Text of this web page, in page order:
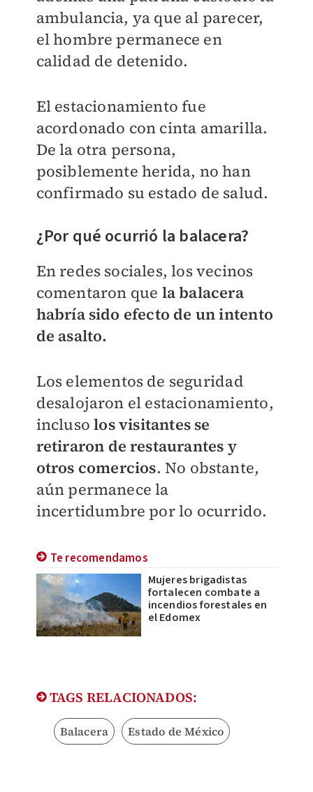
ambulancia, ya que al parecer,
el hombre permanece en
calidad de detenido.
El estacionamiento fue
acordonado con cinta amarilla.
De la otra persona,
posiblemente herida, no han
confirmado su estado de salud.
¿Por qué ocurrió la balacera?
En redes sociales, los vecinos
comentaron que la balacera
habría sido efecto de un intento
de asalto.
Los elementos de seguridad
desalojaron el estacionamiento,
inclusolos visitantes se
retiraron de restaurantes y
otros comercios. No obstante,
aún permanece la
incertidumbre por lo ocurrido.
Te recomendamos
Mujeres brigadistas
fortalecen combate a
incendios forestales en
el Edomex
TAGS RELACIONADOS:
Balacera Estado de México